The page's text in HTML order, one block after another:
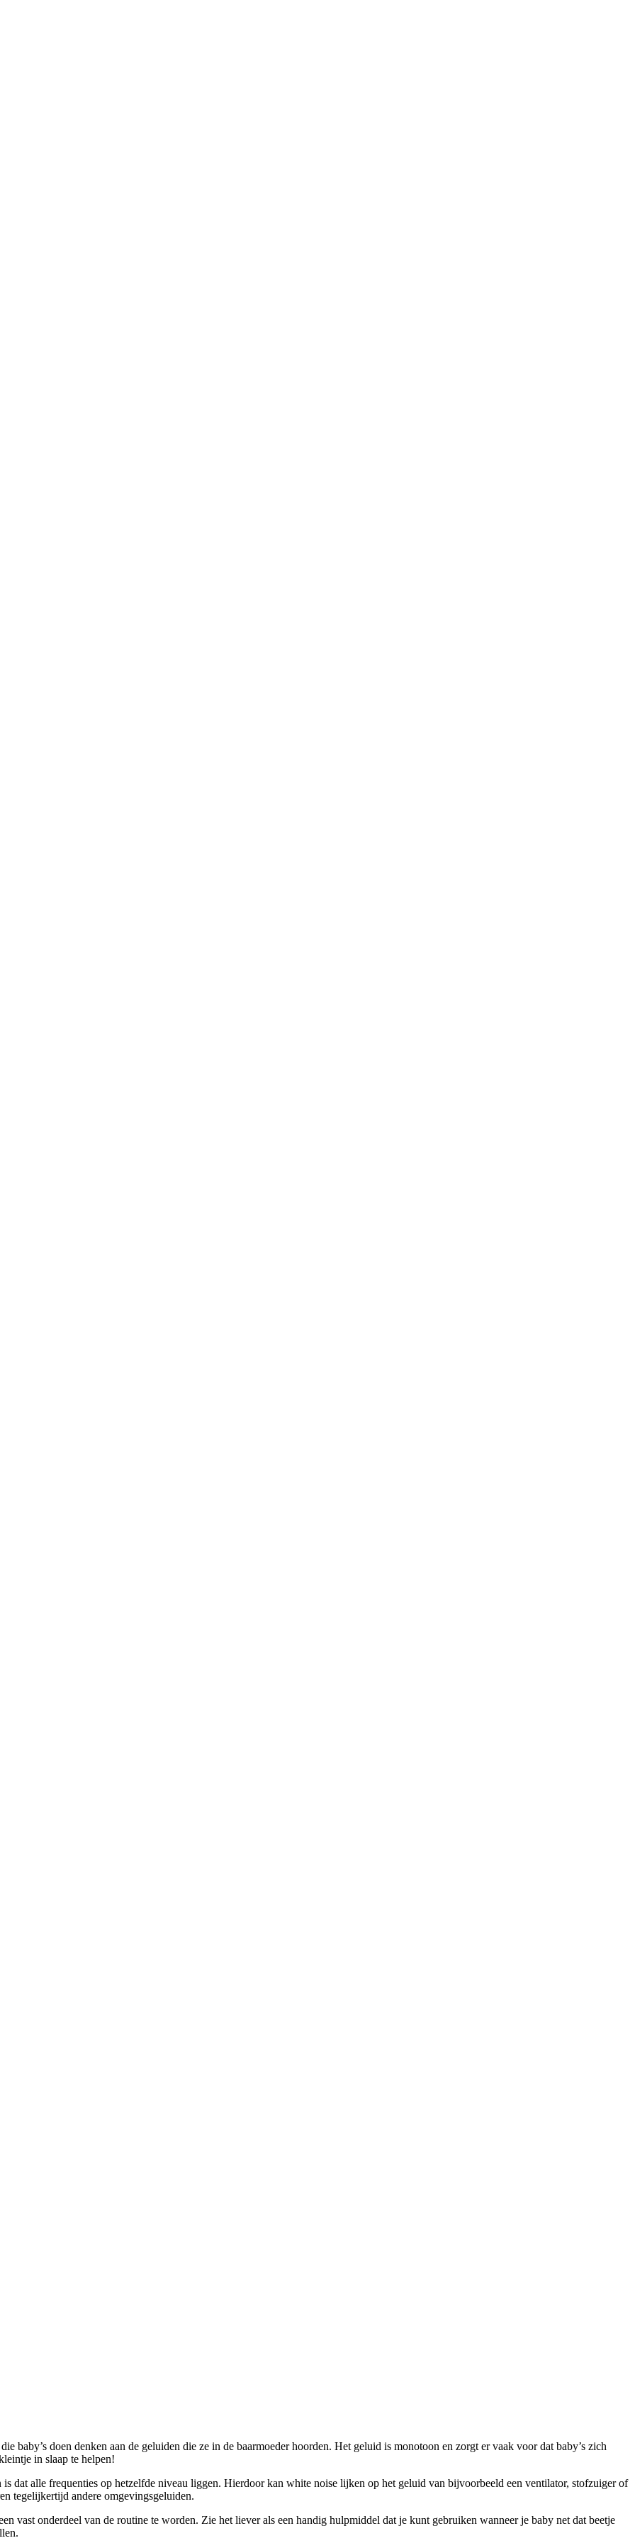
baby’s doen denken aan de geluiden die ze in de baarmoeder hoorden. Het geluid is monotoon en zorgt er vaak voor dat baby’s zich
in slaap te helpen!
is dat alle frequenties op hetzelfde niveau liggen. Hierdoor kan white noise lijken op het geluid van bijvoorbeeld een ventilator, stofzuiger of
tegelijkertijd andere omgevingsgeluiden.
vast onderdeel van de routine te worden. Zie het liever als een handig hulpmiddel dat je kunt gebruiken wanneer je baby net dat beetje